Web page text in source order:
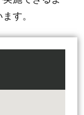
す。